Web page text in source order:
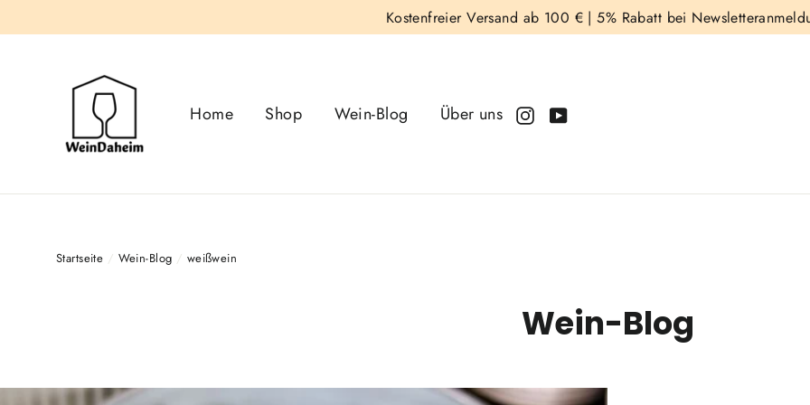
zum
Kostenfreier Versand ab 100 € |5% Rabatt bei
Home Shop Wein-Blog Über uns InstagramYouTube
Startseite / Wein-Blog / weißwein
Wein-Blog